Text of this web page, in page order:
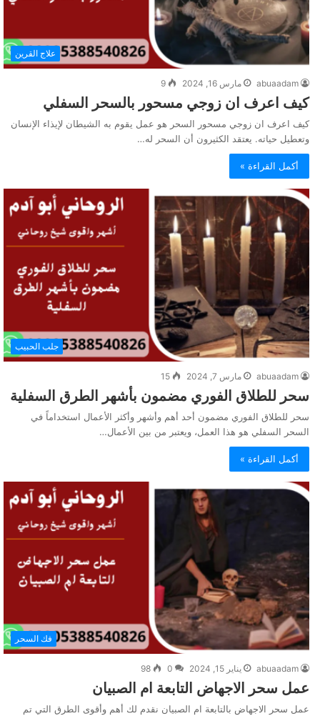
علاج القرين
abuaadam مارس 16, 2024 9
كيف اعرف ان زوجي مسحور بالسحر السفلي
كيف اعرف ان زوجي مسحور السحر هو عمل يقوم به الشيطان لإيذاء الإنسان
وتعطيل حياته. يعتقد الكثيرون أن السحر له…
أكمل القراءة »
جلب الحبيب
abuaadam مارس 7, 2024 15
سحر للطلاق الفوري مضمون بأشهر الطرق السفلية
سحر للطلاق الفوري مضمون أحد أهم وأشهر وأكثر الأعمال استخداماً في
السحر السفلي هو هذا العمل، ويعتبر من بين الأعمال…
أكمل القراءة »
فك السحر
abuaadam يناير 15, 2024 0
98
عمل سحر الاجهاض التابعة ام الصبيان
عمل سحر الاجهاض بالتابعة ام الصبيان نقدم لك أهم وأقوى الطرق التي تم